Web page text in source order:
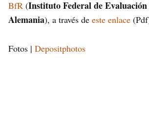
BfR (Instituto Federal de Evaluación
Alemania), a través de este enlace
Fotos | Depositphotos